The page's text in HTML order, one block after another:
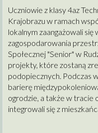
Uczniowie z klasy 4az
Krajobrazu w ramach
lokalnym zaangażowali się
zagospodarowania
Społecznej "Senior" w
projekty, które zostaną
podopiecznych. Podczas
barierę
ogrodzie, a także w tracie
integrowali się z